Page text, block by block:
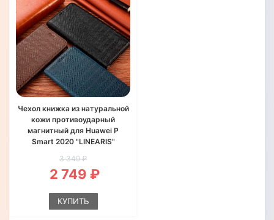
Чехол книжка из натуральной
кожи противоударный
магнитный для Huawei P
Smart 2020 "LINEARIS"
3 349 ₽
2 749 ₽
КУПИТЬ